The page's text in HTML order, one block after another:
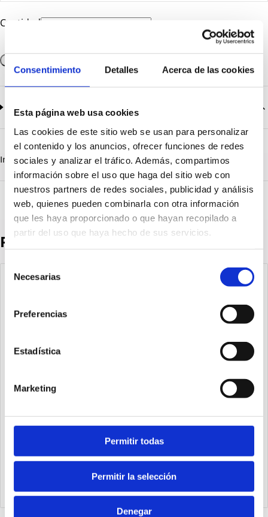
Consentimiento Detalles Acerca de las cookies
Esta página web usa cookies
Las cookies de este sitio web se usan para personalizar
el contenido y los anuncios, ofrecer funciones de redes
sociales y analizar el tráfico. Además, compartimos
información sobre el uso que haga del sitio web con
nuestros partners de redes sociales, publicidad y análisis
web, quienes pueden combinarla con otra información
que les haya proporcionado o que hayan recopilado a
partir del uso que haya hecho de sus servicios.
Necesarias
Preferencias
Estadística
Marketing
Permitir todas
Permitir la selección
Denegar
Cantidad
Documentación
CatalogoGeneral-EN.pdf
Descargar
Serie_1303-1308.pdf
Descargar
Información destacada Detalles técnicosVista 3D
Productos destacados
1540.25.20.03.1
Cilindro Ecompact Ø25 carrera 20 versión vástago pasante
de acero inoxidable con rosca hembra, magnético y doble